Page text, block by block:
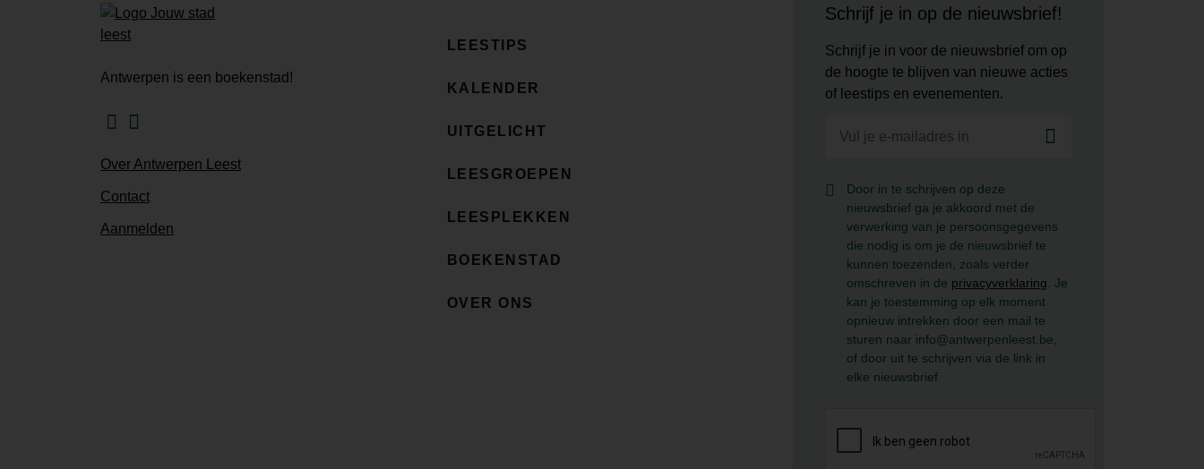
Antwerpen is een boekenstad!
Facebook
Over Antwerpen Leest
Contact
Aanmelden
LEESTIPS
KALENDER
UITGELICHT
LEESGROEPEN
LEESPLEKKEN
BOEKENSTAD
OVER ONS
Schrijf je in op de nieuwsbrief!
Schrijf je in voor de nieuwsbrief om op
de hoogte te blijven van nieuwe acties
of leestips en evenementen.
Door in te schrijven op deze
nieuwsbrief ga je akkoord met de
verwerking van je persoonsgegevens
die nodig is om je de nieuwsbrief te
kunnen toezenden, zoals verder
omschreven in de privacyverklaring . Je
kan je toestemming op elk moment
opnieuw intrekken door een mail te
sturen naar info@antwerpenleest.be,
of door uit te schrijven via de link in
elke nieuwsbrief